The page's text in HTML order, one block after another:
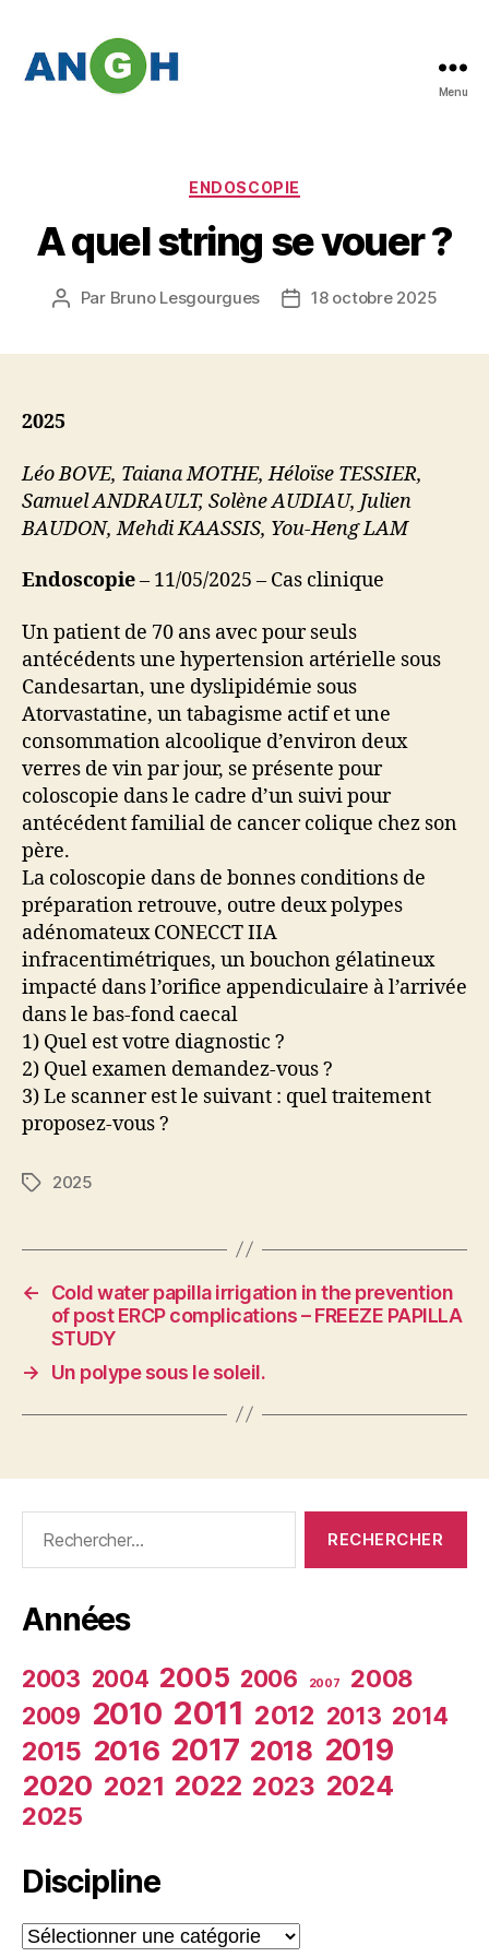
Menu
Catégories
ENDOSCOPIE
A quel string se vouer ?
Auteur
Par Bruno Lesgourgues
Date18 octobre 2025
2025
Léo BOVE, Taiana MOTHE, Héloïse TESSIER,
Samuel ANDRAULT, Solène AUDIAU, Julien
BAUDON, Mehdi KAASSIS, You-Heng LAM
Endoscopie– 11/05/2025 – Cas clinique
Un patient de 70 ans avec pour seuls
antécédents une hypertension artérielle sous
Candesartan, une dyslipidémie sous
Atorvastatine, un tabagisme actif et une
consommation alcoolique d’environ deux
verres de vin par jour, se présente pour
coloscopie dans le cadre d’un suivi pour
antécédent familial de cancer colique chez son
père.
La coloscopie dans de bonnes conditions de
préparation retrouve, outre deux polypes
adénomateux CONECCT IIA
infracentimétriques, un bouchon gélatineux
impacté dans l’orifice appendiculaire à l’arrivée
dans le bas-fond caecal
1) Quel est votre diagnostic ?
2) Quel examen demandez-vous ?
3) Le scanner est le suivant : quel traitement
proposez-vous ?
Étiquettes
2025
←
Cold water papilla irrigation in the prevention
of post ERCP complications – FREEZE PAPILLA
STUDY
→
Un polype sous le soleil.
Années
2003 2004 2005 2006 2007
2008
2009 2010 2011 2012 2013 2014
2015 2016 2017 2018 2019
2020 2021 2022 2023 2024
2025
Discipline
Discipline